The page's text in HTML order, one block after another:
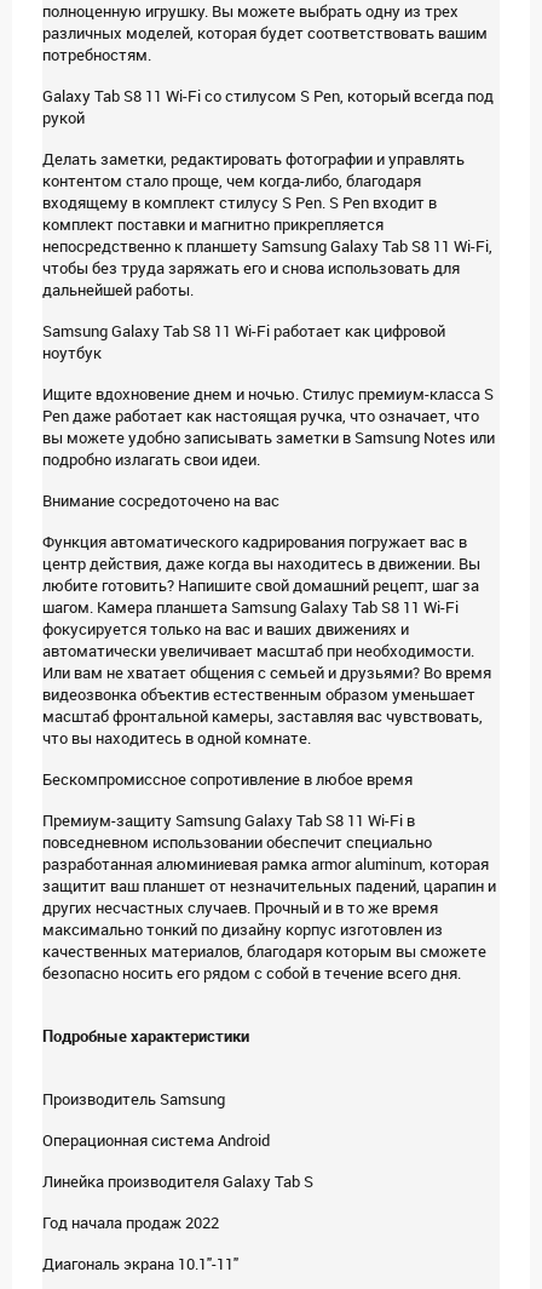
полноценную игрушку. Вы можете выбрать одну из трех
различных моделей, которая будет соответствовать вашим
потребностям.
Galaxy Tab S8 11 Wi-Fi со стилусом S Pen, который всегда под
рукой
Делать заметки, редактировать фотографии и управлять
контентом стало проще, чем когда-либо, благодаря
входящему в комплект стилусу S Pen. S Pen входит в
комплект поставки и магнитно прикрепляется
непосредственно к планшету Samsung Galaxy Tab S8 11 Wi-Fi,
чтобы без труда заряжать его и снова использовать для
дальнейшей работы.
Samsung Galaxy Tab S8 11 Wi-Fi работает как цифровой
ноутбук
Ищите вдохновение днем и ночью. Стилус премиум-класса S
Pen даже работает как настоящая ручка, что означает, что
вы можете удобно записывать заметки в Samsung Notes или
подробно излагать свои идеи.
Внимание сосредоточено на вас
Функция автоматического кадрирования погружает вас в
центр действия, даже когда вы находитесь в движении. Вы
любите готовить? Напишите свой домашний рецепт, шаг за
шагом. Камера планшета Samsung Galaxy Tab S8 11 Wi-Fi
фокусируется только на вас и ваших движениях и
автоматически увеличивает масштаб при необходимости.
Или вам не хватает общения с семьей и друзьями? Во время
видеозвонка объектив естественным образом уменьшает
масштаб фронтальной камеры, заставляя вас чувствовать,
что вы находитесь в одной комнате.
Бескомпромиссное сопротивление в любое время
Премиум-защиту Samsung Galaxy Tab S8 11 Wi-Fi в
повседневном использовании обеспечит специально
разработанная алюминиевая рамка armor aluminum, которая
защитит ваш планшет от незначительных падений, царапин и
других несчастных случаев. Прочный и в то же время
максимально тонкий по дизайну корпус изготовлен из
качественных материалов, благодаря которым вы сможете
безопасно носить его рядом с собой в течение всего дня.
Подробные характеристики
Производитель Samsung
Операционная система Android
Линейка производителя Galaxy Tab S
Год начала продаж 2022
Диагональ экрана 10.1"-11"